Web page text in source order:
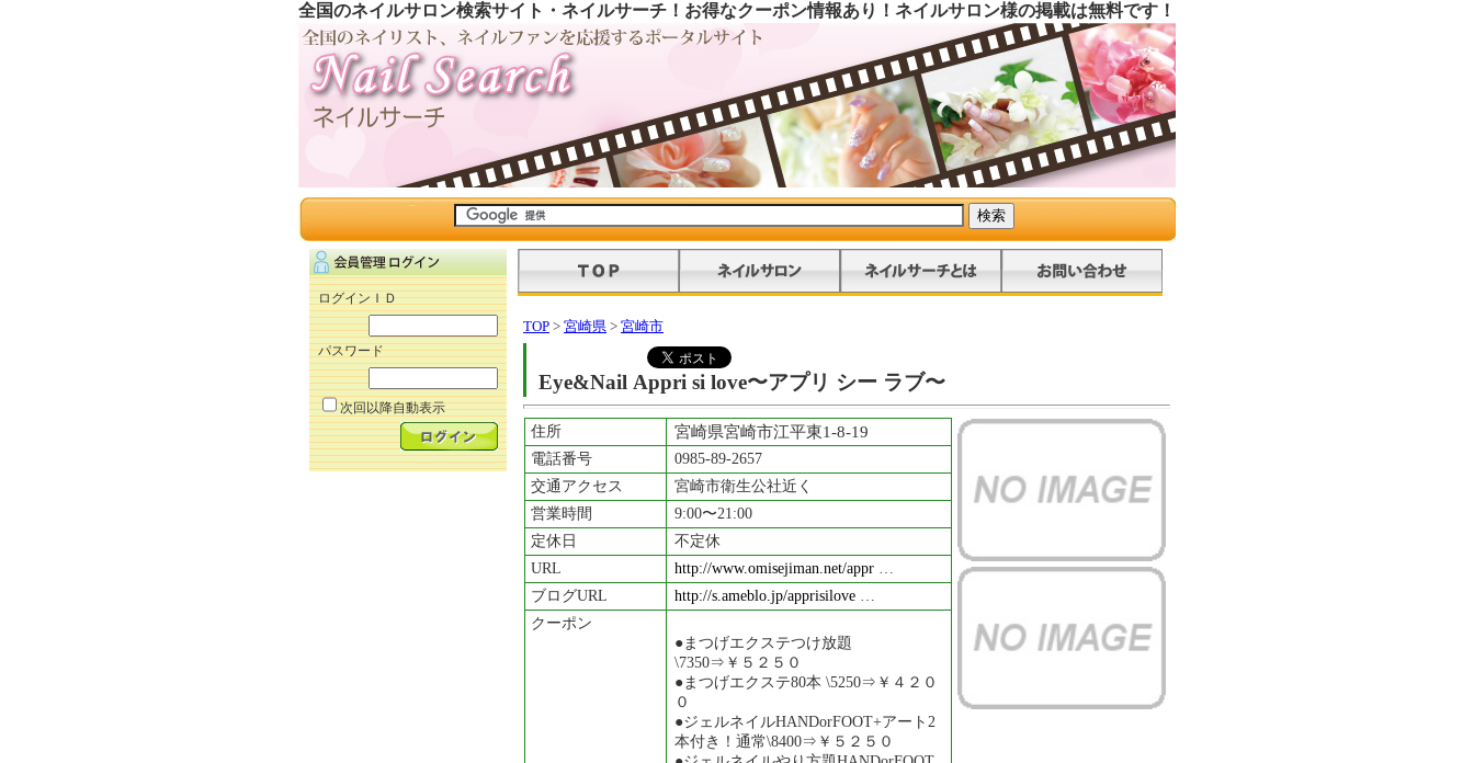
全国のネイルサロン検索サイト・ネイルサーチ！お得なクーポン情報あり！ネイルサロン様の掲載は無料です！
ログインＩＤ
パスワード
次回以降自動表示
TOP > 宮崎県 > 宮崎市
Eye&Nail Appri si love〜アプリ シー ラブ〜
住所 宮崎県宮崎市江平東1-8-19
電話番号
0985-89-2657
交通アクセス
宮崎市衛生公社近く
営業時間
9:00〜21:00
定休日
不定休
URL
http://www.omisejiman.net/appr …
ブログURL
http://s.ameblo.jp/apprisilove …
クーポン
●まつげエクステつけ放題
\7350⇒￥５２５０
●まつげエクステ80本 \5250⇒￥４２０
０
●ジェルネイルHANDorFOOT+アート2
本付き！通常\8400⇒￥５２５０